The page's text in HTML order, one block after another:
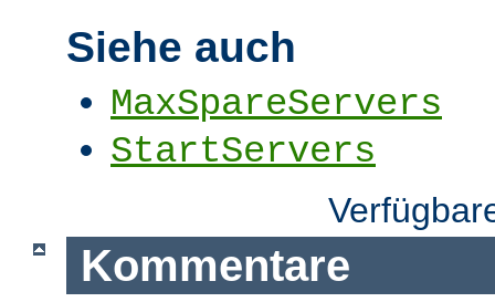
Siehe auch
MaxSpareServers
StartServers
Kommentare